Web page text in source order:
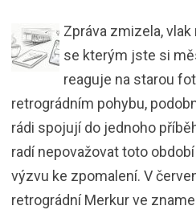
Zpráva zmizela,
se kterým jste si
reaguje na starou
retrográdním pohybu,
rádi spojují do jednoho
radí nepovažovat toto
výzvu ke zpomalení. V
retrográdní Merkur ve